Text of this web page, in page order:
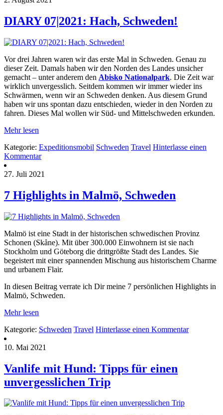
DIARY 07|2021: Hach, Schweden!
Vor drei Jahren waren wir das erste Mal in Schweden. Genau zu
dieser Zeit. Damals haben wir den Norden des Landes unsicher
gemacht – unter anderem den Abisko Nationalpark. Die Zeit war
wirklich unvergesslich. Seitdem kommen wir immer wieder ins
Schwärmen, wenn wir an Schweden denken. Aus diesem Grund
haben wir uns spontan dazu entschieden, wieder in den Norden zu
fahren. Dieses Mal wollen wir Süd- und Mittelschweden erkunden.
Mehr lesen
Kategorie: Expeditionsmobil Schweden Travel Hinterlasse einen
Kommentar
27. Juli 2021
7 Highlights in Malmö, Schweden
Malmö ist eine Stadt in der historischen schwedischen Provinz
Schonen (Skåne). Mit über 300.000 Einwohnern ist sie nach
Stockholm und Göteborg die drittgrößte Stadt des Landes. Sie
begeistert mit einer spannenden Mischung aus historischem Charme
und urbanem Flair.
In diesen Beitrag verrate ich Dir meine 7 persönlichen Highlights in
Malmö, Schweden.
Mehr lesen
Kategorie: Schweden Travel Hinterlasse einen Kommentar
10. Mai 2021
Vanlife mit Hund: Tipps für einen
unvergesslichen Trip